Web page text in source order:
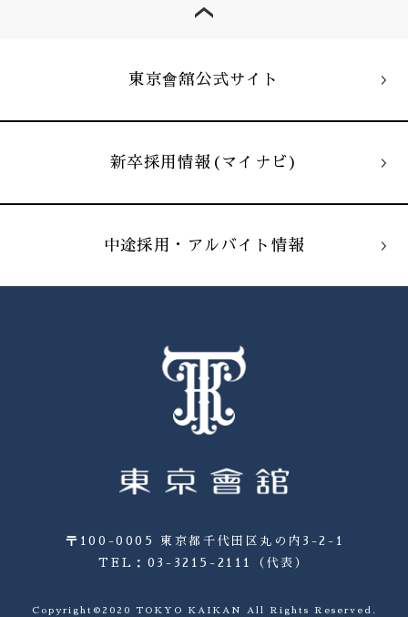
東京會舘公式サイト
新卒採用情報 (マイナビ)
中途採用・アルバイト情報
〒100-0005 東京都千代田区丸の内3-2-1
TEL：03-3215-2111（代表）
Copyright©2020 TOKYO KAIKAN All Rights Reserved.